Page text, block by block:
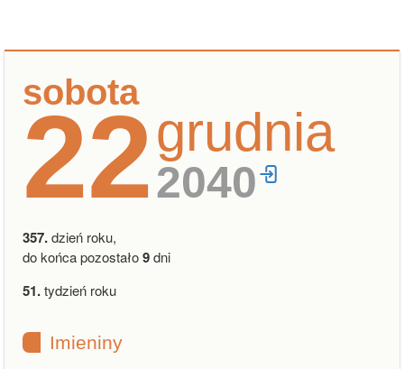
sobota
22grudnia
2040
357.dzień roku,
do końca pozostało9dni
51.tydzień roku
Imieniny